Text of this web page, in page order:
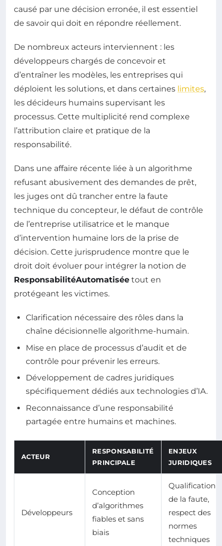
causé par une décision erronée, il est essentiel
de savoir qui doit en répondre réellement.
De nombreux acteurs interviennent : les
développeurs chargés de concevoir et
d’entraîner les modèles, les entreprises qui
déploient les solutions, et dans certaines limites,
les décideurs humains supervisant les
processus. Cette multiplicité rend complexe
l’attribution claire et pratique de la
responsabilité.
Dans une affaire récente liée à un algorithme
refusant abusivement des demandes de prêt,
les juges ont dû trancher entre la faute
technique du concepteur, le défaut de contrôle
de l’entreprise utilisatrice et le manque
d’intervention humaine lors de la prise de
décision. Cette jurisprudence montre que le
droit doit évoluer pour intégrer la notion de
ResponsabilitéAutomatisée tout en
protégeant les victimes.
Clarification nécessaire des rôles dans la
chaîne décisionnelle algorithme-humain.
Mise en place de processus d’audit et de
contrôle pour prévenir les erreurs.
Développement de cadres juridiques
spécifiquement dédiés aux technologies d’IA.
Reconnaissance d’une responsabilité
partagée entre humains et machines.
ACTEUR
RESPONSABILITÉ
PRINCIPALE
ENJEUX
JURIDIQUES
Développeurs
Conception
d’algorithmes
fiables et sans
biais
Qualification
de la faute,
respect des
normes
techniques